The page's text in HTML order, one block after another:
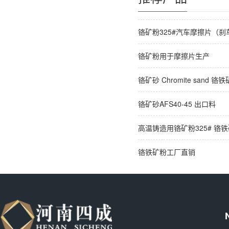
铬矿粉325#汽车摩擦片（刹
铬矿粉用于摩擦片生产
铬矿砂 Chromite sand 铬铁
铬矿砂AFS40-45 出口料
高温铸造用铬矿粉325# 铬
铬铁矿粉工厂直销